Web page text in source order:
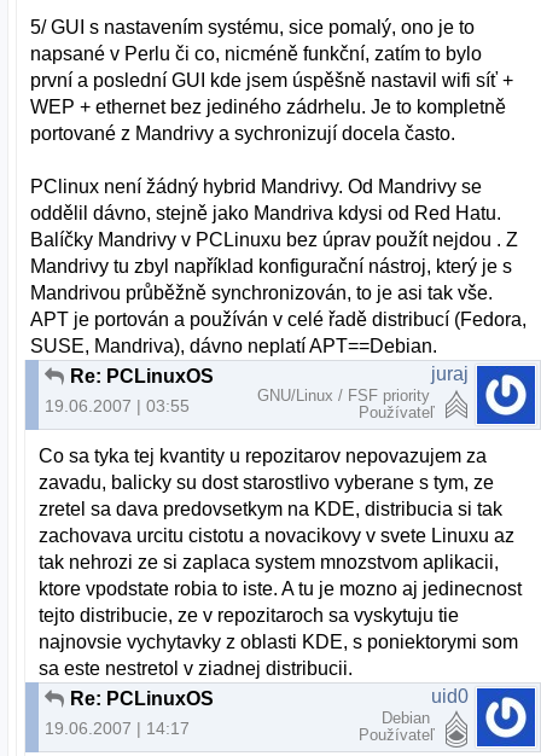
5/ GUI s nastavením systému, sice pomalý, ono je to
napsané v Perlu či co, nicméně funkční, zatím to bylo
první a poslední GUI kde jsem úspěšně nastavil wifi síť +
WEP + ethernet bez jediného zádrhelu. Je to kompletně
portované z Mandrivy a sychronizují docela často.
PClinux není žádný hybrid Mandrivy. Od Mandrivy se
oddělil dávno, stejně jako Mandriva kdysi od Red Hatu.
Balíčky Mandrivy v PCLinuxu bez úprav použít nejdou . Z
Mandrivy tu zbyl například konfigurační nástroj, který je s
Mandrivou průběžně synchronizován, to je asi tak vše.
APT je portován a používán v celé řadě distribucí (Fedora,
SUSE, Mandriva), dávno neplatí APT==Debian.
Re: PCLinuxOS
19.06.2007 | 03:55
juraj
GNU/Linux / FSF priority
Používateľ
Co sa tyka tej kvantity u repozitarov nepovazujem za
zavadu, balicky su dost starostlivo vyberane s tym, ze
zretel sa dava predovsetkym na KDE, distribucia si tak
zachovava urcitu cistotu a novacikovy v svete Linuxu az
tak nehrozi ze si zaplaca system mnozstvom aplikacii,
ktore vpodstate robia to iste. A tu je mozno aj jedinecnost
tejto distribucie, ze v repozitaroch sa vyskytuju tie
najnovsie vychytavky z oblasti KDE, s poniektorymi som
sa este nestretol v ziadnej distribucii.
Re: PCLinuxOS
19.06.2007 | 14:17
uid0
Debian
Používateľ